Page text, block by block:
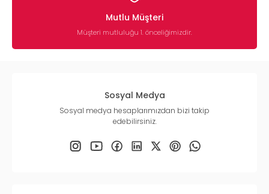
Mutlu Müşteri
Müşteri mutluluğu 1. önceliğimizdir.
Sosyal Medya
Sosyal medya hesaplarımızdan bizi takip
edebilirsiniz.